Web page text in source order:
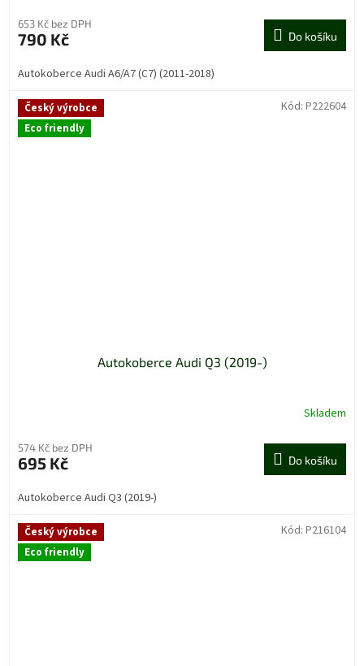
653 Kč bez DPH
790 Kč Do košíku
Autokoberce Audi A6/A7 (C7) (2011-2018)
Český výrobce
Eco friendly
Autokoberce Audi Q3 (2019-)
Skladem
574 Kč bez DPH
695 Kč Do košíku
Autokoberce Audi Q3 (2019-)
Kód: P222604
Český výrobce
Eco friendly
Kód: P216104